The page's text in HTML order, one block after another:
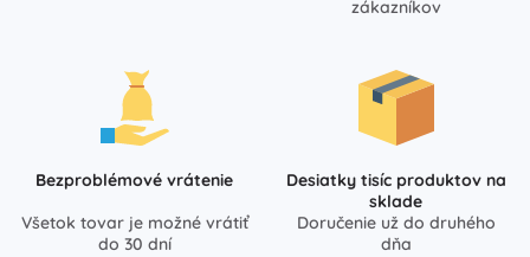
zákazníkov
Bezproblémové vrátenie
Všetok tovar je možné vrátiť
do 30 dní
Desiatky tisíc produktov na
sklade
Doručenie už do druhého
dňa